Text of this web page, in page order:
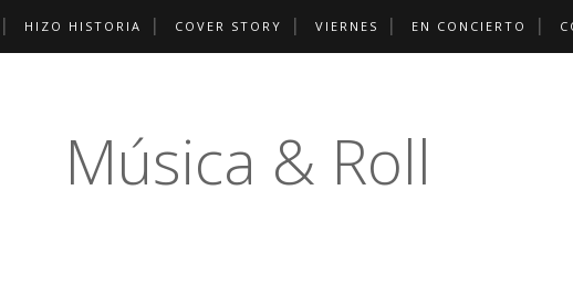
HIZO HISTORIA COVER STORY VIERNES EN CONCIERTO
Música & Roll